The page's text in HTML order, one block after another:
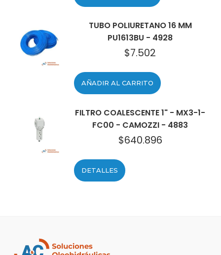
TUBO POLIURETANO 16 MM
PU1613BU - 4928
$7.502
AÑADIR AL CARRITO
FILTRO COALESCENTE 1" - MX3-1-
FC00 - CAMOZZI - 4883
$640.896
DETALLES